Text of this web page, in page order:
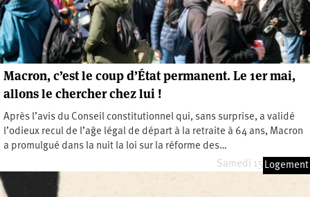
Macron, c’est le coup d’État permanent. Le 1er mai,
allons le chercher chez lui !
Après l’avis du Conseil constitutionnel qui, sans surprise, a validé
l’odieux recul de l’aĝe légal de départ à la retraite à 64 ans, Macron
a promulgué dans la nuit la loi sur la réforme des…
Samedi 15 avril 2023
Logement